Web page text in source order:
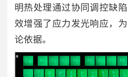
明热处理通过协同调控缺
效增强了应力发光响应，
论依据。